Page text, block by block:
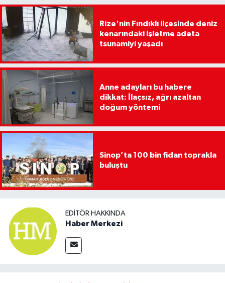
Rize'nin Fındıklı ilçesinde deniz
kenarındaki işletme adeta
tsunamiyi yaşadı
Anne adayları bu habere
dikkat: İlaçsız, ağrı azaltan
doğum yöntemi
Sinop’ta 100 bin fidan toprakla
buluştu
EDITÖR HAKKINDA
Haber Merkezi